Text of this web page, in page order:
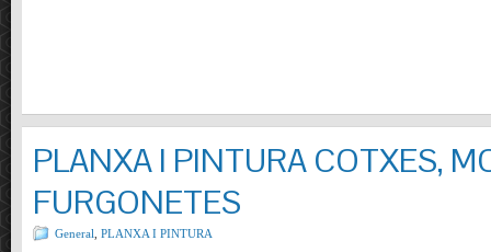
PLANXA I PINTURA COTXES,
FURGONETES
General PLANXA I PINTURA